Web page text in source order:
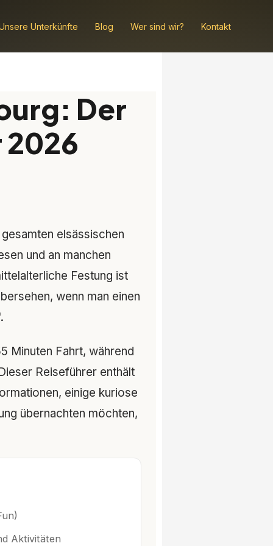
Unterkünfte Blog Wer sind wir? Kontakt
Der
elsässischen
und an manchen
Festung ist
wenn man einen
Minuten Fahrt, während
Reiseführer enthält
einige kuriose
übernachten möchten,
Aktivitäten